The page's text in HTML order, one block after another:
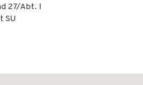
27/Abt. I
SU